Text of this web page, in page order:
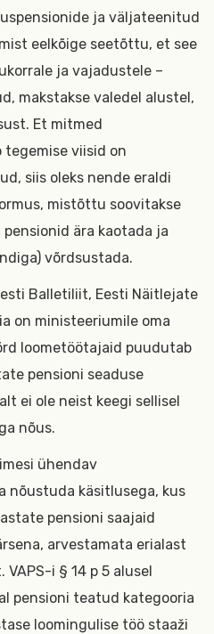
ja väljateenitud
eelkõige seetõttu, et see
ja vajadustele –
makstakse valedel alustel,
Et mitmed
viisid on
siis oleks nende eraldi
mistõttu soovitakse
ära kaotada ja
võrdsustada.
Balletiliit, Eesti Näitlejate
on ministeeriumile oma
loometöötajaid puudutab
pensioni seaduse
ei ole neist keegi sellisel
nõus.
ühendav
nõustuda käsitlusega, kus
pensioni saajaid
arvestamata erialast
i § 14 p 5 alusel
pensioni teatud kategooria
loomingulise töö staaži